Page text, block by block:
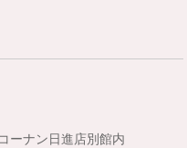
ーナン日進店別館内